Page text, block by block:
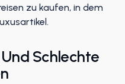
zu kaufen, in dem
Schlechte